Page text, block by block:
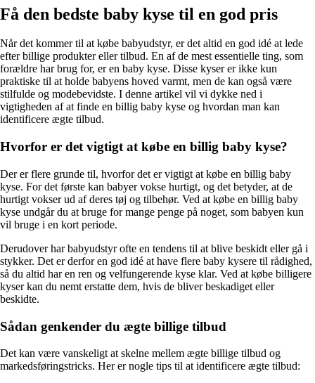
Få den bedste baby kyse til en god pris
Når det kommer til at købe babyudstyr, er det altid en god idé at lede
efter billige produkter eller tilbud. En af de mest essentielle ting, som
forældre har brug for, er en baby kyse. Disse kyser er ikke kun
praktiske til at holde babyens hoved varmt, men de kan også være
stilfulde og modebevidste. I denne artikel vil vi dykke ned i
vigtigheden af at finde en billig baby kyse og hvordan man kan
identificere ægte tilbud.
Hvorfor er det vigtigt at købe en billig baby kyse?
Der er flere grunde til, hvorfor det er vigtigt at købe en billig baby
kyse. For det første kan babyer vokse hurtigt, og det betyder, at de
hurtigt vokser ud af deres tøj og tilbehør. Ved at købe en billig baby
kyse undgår du at bruge for mange penge på noget, som babyen kun
vil bruge i en kort periode.
Derudover har babyudstyr ofte en tendens til at blive beskidt eller gå i
stykker. Det er derfor en god idé at have flere baby kysere til rådighed,
så du altid har en ren og velfungerende kyse klar. Ved at købe billigere
kyser kan du nemt erstatte dem, hvis de bliver beskadiget eller
beskidte.
Sådan genkender du ægte billige tilbud
Det kan være vanskeligt at skelne mellem ægte billige tilbud og
markedsføringstricks. Her er nogle tips til at identificere ægte tilbud: